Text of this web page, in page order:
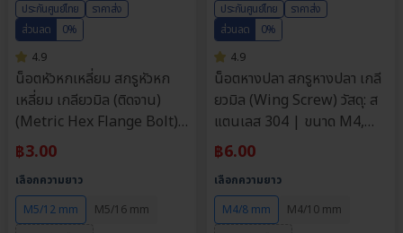
ประกันศูนย์ไทย
ราคาส่ง
ส่วนลด
0%
4.9
น็อตหัวหกเหลี่ยม สกรูหัวหก
เหลี่ยม เกลียวมิล (ติดจาน)
(Metric Hex Flange Bolt)
วัสดุ: สแตนเลส 304 | ขนาด
M5, M6, M8, M10 | ความ
ยาว: 12-50 มม. | จำหน่าย
ราคาต่อตัว
฿3.00
เลือกความยาว
M5/12 mm
M5/16 mm
ประกันศูนย์ไทย
ราคาส่ง
ส่วนลด
0%
4.9
น็อตหางปลา สกรูหางปลา เกลี
ยวมิล (Wing Screw) วัสดุ: ส
แตนเลส 304 | ขนาด M4,
M5, M6, M8 | ความยาว: 8-
50 มม. | จำหน่ายราคาต่อตัว
฿6.00
เลือกความยาว
M4/8 mm
M4/10 mm